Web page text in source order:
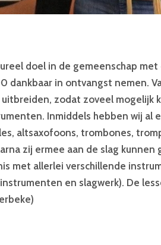
doel in de gemeenschap
in ontvangst nemen.
zodat zoveel mogelijk
Inmiddels hebben wij al
altsaxofoons, trombones,
zij ermee aan de slag kunnen
met allerlei verschillende
en slagwerk). De